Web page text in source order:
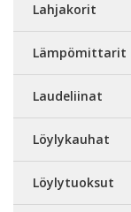
Lahjakorit
Lämpömittarit
Laudeliinat
Löylykauhat
Löylytuoksut